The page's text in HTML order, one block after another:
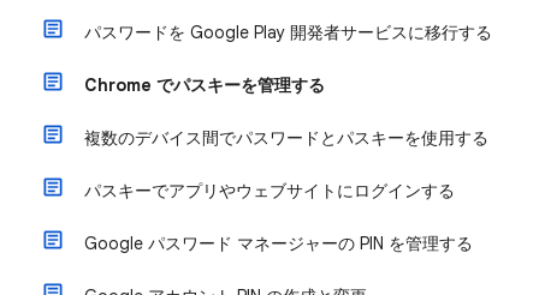
パスワードを Google Play 開発者サービスに移行する
Chrome でパスキーを管理する
複数のデバイス間でパスワードとパスキーを使用する
パスキーでアプリやウェブサイトにログインする
Google パスワード マネージャーの PIN を管理する